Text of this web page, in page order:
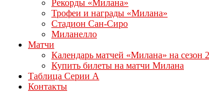
Рекорды «Милана»
Трофеи и награды «Милана»
Стадион Сан-Сиро
Миланелло
Матчи
Календарь матчей «Милана» на сезон
Купить билеты на матчи Милана
Таблица Серии А
Контакты